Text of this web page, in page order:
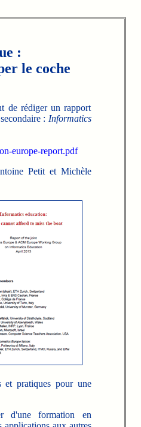
:
le coche
de rédiger un rapport
: Informatics
europe-report.pdf
Petit et Michèle
et pratiques pour une
d'une formation en